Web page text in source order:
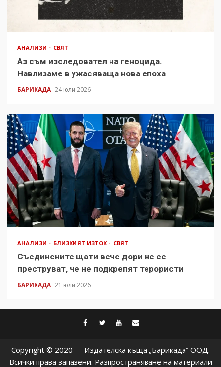
АНАЛИЗИ СВЯТ
Аз съм изследовател на геноцида.
Навлизаме в ужасяваща нова епоха
БАРИКАДА 24 юли 2026
АНАЛИЗИ БЛИЗКИЯТ ИЗТОК СВЯТ
Съединените щати вече дори не се
преструват, че не подкрепят терористи
БАРИКАДА 21 юли 2026
facebook
twitter
youtube
Copyright © 2020 — Издателска къща „Барикада” ООД.
Всички права запазени. Разпространяване на материали